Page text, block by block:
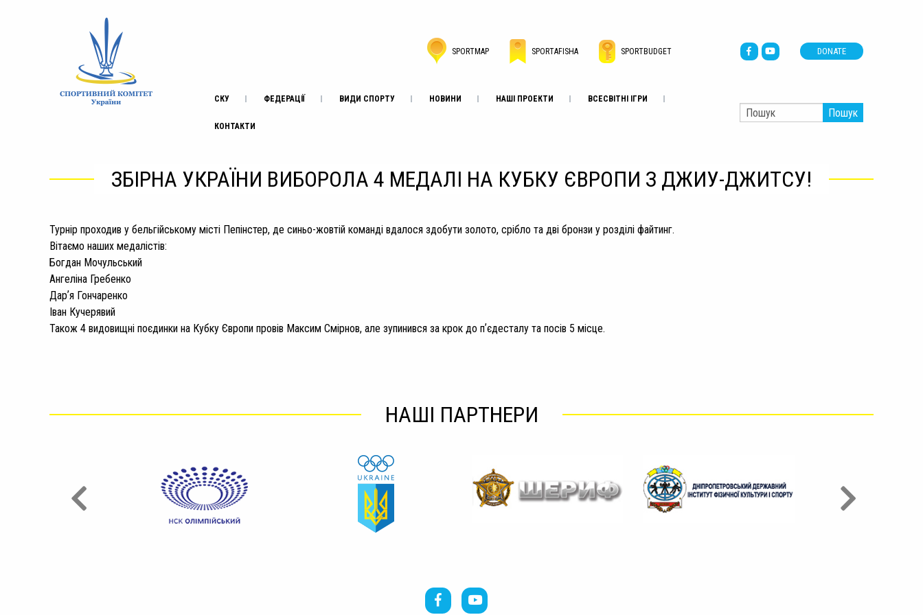
SPORTMAP SPORTAFISHA SPORTBUDGET DONATE
СКУ ФЕДЕРАЦІЇ ВИДИ СПОРТУ НОВИНИ НАШІ ПРОЕКТИ ВСЕСВІТНІ ІГРИ
КОНТАКТИ
Пошук
ЗБІРНА УКРАЇНИ ВИБОРОЛА 4 МЕДАЛІ НА КУБКУ ЄВРОПИ З ДЖИУ-ДЖИТСУ!
Турнір проходив у бельгійському місті Пепінстер, де синьо-жовтій команді вдалося здобути золото, срібло та дві бронзи у розділі файтинг.
Вітаємо наших медалістів:
Богдан Мочульський
Ангеліна Гребенко
Дарʼя Гончаренко
Іван Кучерявий
Також 4 видовищні поєдинки на Кубку Європи провів Максим Смірнов, але зупинився за крок до пʼєдесталу та посів 5 місце.
НАШІ ПАРТНЕРИ